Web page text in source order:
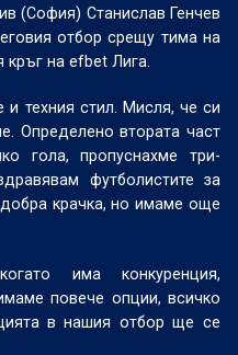
(София) Станислав Генчев
отбор срещу тима на
на efbet Лига.
техния стил. Мисля, че си
Определено втората част
гола, пропуснахме три-
футболистите за
крачка, но имаме още
има конкуренция,
повече опции, всичко
в нашия отбор ще се